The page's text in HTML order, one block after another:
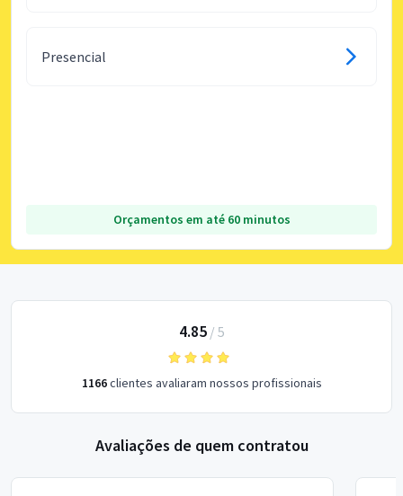
Presencial
Orçamentos em até 60 minutos
4.85/ 5
1166clientes avaliaram nossos profissionais
Avaliações de quem contratou